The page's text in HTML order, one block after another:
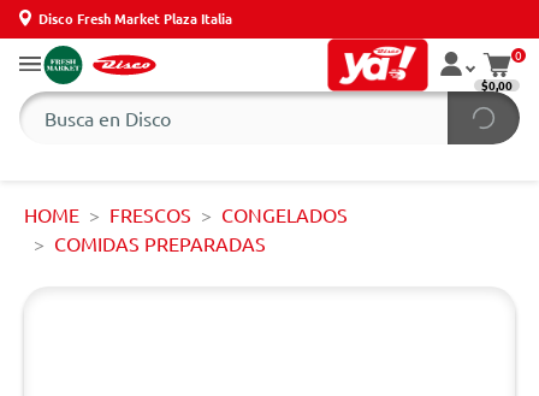
Disco Fresh Market Plaza Italia
0
$0,00
HOME FRESCOS
CONGELADOS
COMIDAS PREPARADAS